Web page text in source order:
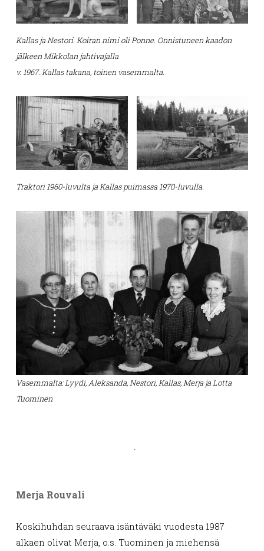
Kallas ja Nestori. Koiran nimi oli Ponne. Onnistuneen kaadon
jälkeen Mikkolan jahtivajalla
v. 1967. Kallas takana, toinen vasemmalta.
Traktori 1960-luvulta ja Kallas puimassa 1970-luvulla.
Vasemmalta: Lyydi, Aleksanda, Nestori, Kallas, Merja ja Lotta
Tuominen
.
Merja Rouvali
Koskihuhdan seuraava isäntäväki vuodesta 1987
alkaen olivat Merja, o.s. Tuominen ja miehensä